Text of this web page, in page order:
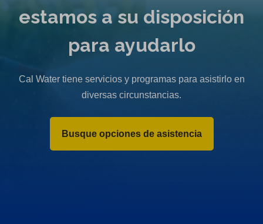
estamos a su disposición
para ayudarlo
Cal Water tiene servicios y programas para asistirlo en
diversas circunstancias.
Busque opciones de asistencia